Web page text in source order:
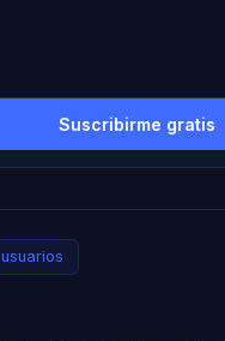
Suscribirme gratis
usuarios